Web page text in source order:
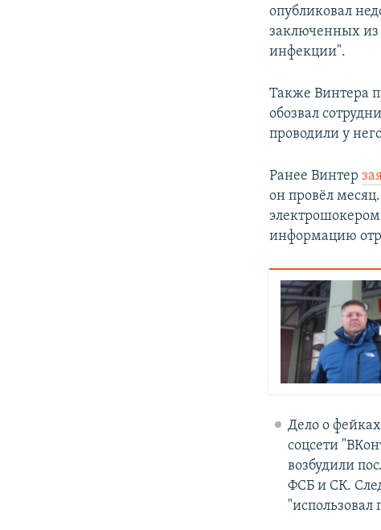
опубликовал
заключенных из
инфекции".
Также Винтера
обозвал
проводили у
Ранее Винтер
он провёл
информацию
Дело о
соцсети
возбудили
ФСБ и СК.